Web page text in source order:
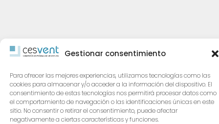
Gestionar consentimiento
Para ofrecer las mejores experiencias, utilizamos tecnologías como las
cookies para almacenar y/o acceder a la información del dispositivo. El
consentimiento de estas tecnologías nos permitirá procesar datos como
el comportamiento de navegación o las identificaciones únicas en este
sitio. No consentir o retirar el consentimiento, puede afectar
negativamente a ciertas características y funciones.